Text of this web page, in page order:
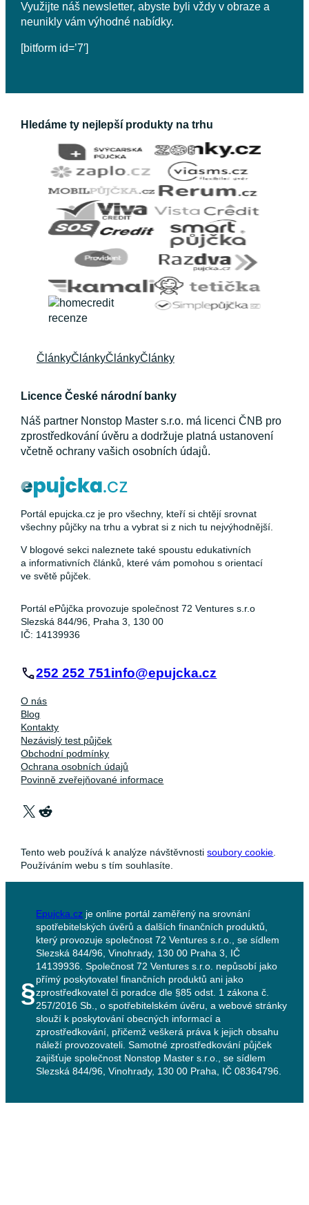
Využijte náš newsletter, abyste byli vždy v obraze a
neunikly vám výhodné nabídky.
[bitform id=’7′]
Hledáme ty nejlepší produkty na trhu
ČlánkyČlánkyČlánkyČlánky
Licence České národní banky
Náš partner Nonstop Master s.r.o. má licenci ČNB pro
zprostředkování úvěru a dodržuje platná ustanovení
včetně ochrany vašich osobních údajů.
Portál epujcka.cz je pro všechny, kteří si chtějí srovnat
všechny půjčky na trhu a vybrat si z nich tu nejvýhodnější.
V blogové sekci naleznete také spoustu edukativních
a informativních článků, které vám pomohou s orientací
ve světě půjček.
Portál ePůjčka provozuje společnost 72 Ventures s.r.o
Slezská 844/96, Praha 3, 130 00
IČ: 14139936
252 252 751info@epujcka.cz
O nás
Blog
Kontakty
Nezávislý test půjček
Obchodní podmínky
Ochrana osobních údajů
Povinně zveřejňované informace
X Reddit
Tento web používá k analýze návštěvnostisoubory cookie.
Používáním webu s tím souhlasíte.
§
Epujcka.cz je online portál zaměřený na srovnání
spotřebitelských úvěrů a dalších finančních produktů,
který provozuje společnost 72 Ventures s.r.o., se sídlem
Slezská 844/96, Vinohrady, 130 00 Praha 3, IČ
14139936. Společnost 72 Ventures s.r.o. nepůsobí jako
přímý poskytovatel finančních produktů ani jako
zprostředkovatel či poradce dle §85 odst. 1 zákona č.
257/2016 Sb., o spotřebitelském úvěru, a webové stránky
slouží k poskytování obecných informací a
zprostředkování, přičemž veškerá práva k jejich obsahu
náleží provozovateli. Samotné zprostředkování půjček
zajišťuje společnost Nonstop Master s.r.o., se sídlem
Slezská 844/96, Vinohrady, 130 00 Praha, IČ 08364796.